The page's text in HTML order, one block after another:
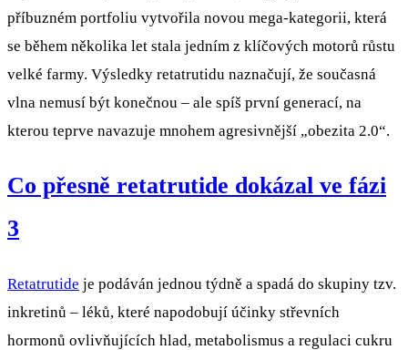
příbuzném portfoliu vytvořila novou mega-kategorii, která
se během několika let stala jedním z klíčových motorů růstu
velké farmy. Výsledky retatrutidu naznačují, že současná
vlna nemusí být konečnou – ale spíš první generací, na
kterou teprve navazuje mnohem agresivnější „obezita 2.0“.
Co přesně retatrutide dokázal ve fázi
3
Retatrutide je podáván jednou týdně a spadá do skupiny tzv.
inkretinů – léků, které napodobují účinky střevních
hormonů ovlivňujících hlad, metabolismus a regulaci cukru